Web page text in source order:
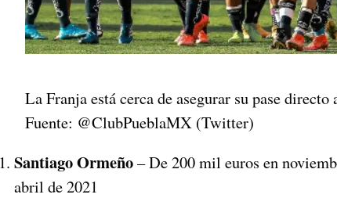
La Franja está cerca de asegurar su pase
Fuente: @ClubPueblaMX (Twitter)
Santiago Ormeño– De 200 mil euros en
abril de 2021